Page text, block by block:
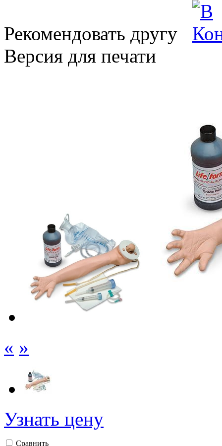
Рекомендовать другу
Версия для печати
« »
Узнать цену
Сравнить